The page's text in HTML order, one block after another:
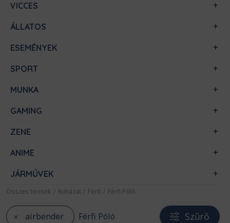
VICCES
ÁLLATOS
ESEMÉNYEK
SPORT
MUNKA
GAMING
ZENE
ANIME
JÁRMŰVEK
Összes termék / Ruházat / Férfi / Férfi Póló
airbender Férfi Póló Szűrő